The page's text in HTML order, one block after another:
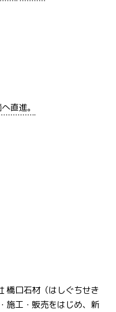
直進。
橋口石材（はしぐちせき
施工・販売をはじめ、新